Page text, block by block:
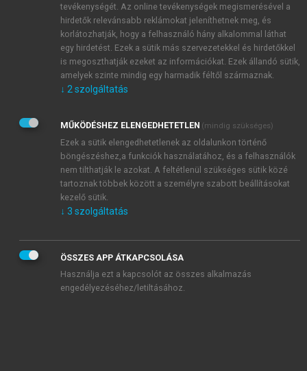
JELSZÓ ÚJRA
Kérek értesítést a MeRSZ újdonságairól, akcióiról.
Kérek értesítést az Akadémiai Kiadó Zrt. újdonságairól,
Adatkezelési tájékoztatóbanfoglaltakat tudomásul
veszem és elfogadom.
Általános vásárlási feltételeket, valamint a szotar.netés a
mersz.huoldalak licencszerződéseiben foglaltakat
tudomásul veszem és elfogadom.
KIPRÓBÁLOM
tevékenységét. Az online tevékenységek megismerésével a
hirdetők relevánsabb reklámokat jeleníthetnek meg, és
korlátozhatják, hogy a felhasználó hány alkalommal láthat
egy hirdetést. Ezek a sütik más szervezetekkel és hirdetőkkel
is megoszthatják ezeket az információkat. Ezek állandó sütik,
amelyek szinte mindig egy harmadik féltől származnak.
↓ 2 szolgáltatás
MŰKÖDÉSHEZ ELENGEDHETETLEN (mindig szükséges)
Ezek a sütik elengedhetetlenek az oldalunkon történő
böngészéshez,a funkciók használatához, és a felhasználók
nem tilthatják le azokat. A feltétlenül szükséges sütik közé
tartoznak többek között a személyre szabott beállításokat
kezelő sütik.
↓ 3 szolgáltatás
ÖSSZES APP ÁTKAPCSOLÁSA
Használja ezt a kapcsolót az összes alkalmazás
engedélyezéséhez/letiltásához.